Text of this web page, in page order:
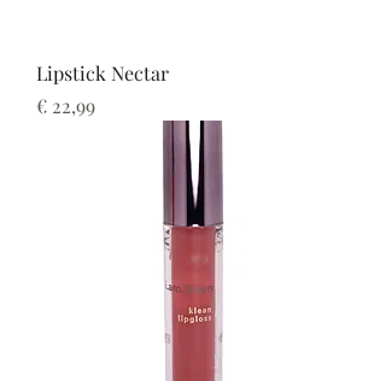
Lipstick Nectar
Prijs
€ 22,99